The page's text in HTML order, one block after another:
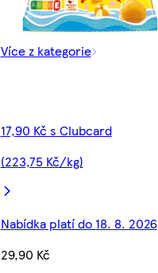
Více z kategorie
17,90 Kč s Clubcard
(223,75 Kč/kg)
Nabídka platí do 18. 8. 2026
29,90 Kč